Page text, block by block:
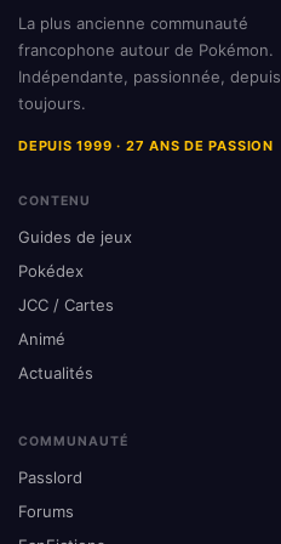
La plus ancienne communauté
francophone autour de Pokémon.
Indépendante, passionnée, depuis
toujours.
DEPUIS 1999 · 27 ANS DE PASSION
CONTENU
Guides de jeux
Pokédex
JCC / Cartes
Animé
Actualités
COMMUNAUTÉ
Passlord
Forums